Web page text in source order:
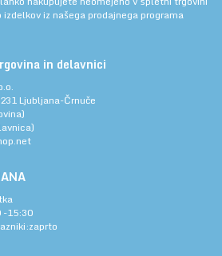
izdelkov iz našega prodajnega programa
in delavnici
Ljubljana-Črnuče
-15:30